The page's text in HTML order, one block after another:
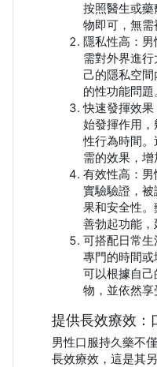
按照醫生或
物即可，無需
隱私性高：
需對外界進
己的隱私空
的性功能問題
快速發揮效
始發揮作用
性行為時間
需的效果，增
有效性高：
實驗驗證，
果和安全性
善勃起功能，
可搭配日常
專門的時間
可以根據自
物，並依然享
提供長效療效：
男性口服持久藥不
長效療效，這是其